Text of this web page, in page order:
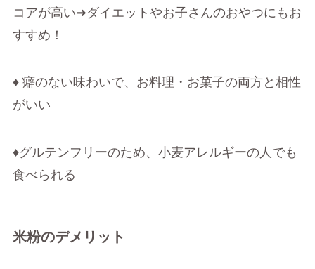
コアが高い➜ダイエットやお子さんのおやつにもお
すすめ！
♦ 癖のない味わいで、お料理・お菓子の両方と相性
がいい
♦グルテンフリーのため、小麦アレルギーの人でも
食べられる
米粉のデメリット